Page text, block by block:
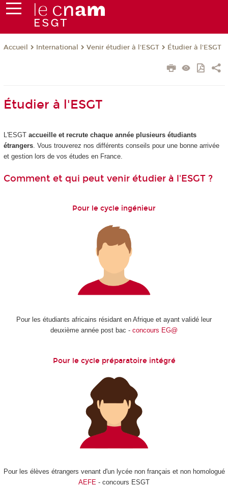
Accueil International Venir étudier à l'ESGT Étudier à l'ESGT
Étudier à l'ESGT
L'ESGT accueille et recrute chaque année plusieurs étudiants
étrangers. Vous trouverez nos différents conseils pour une bonne arrivée
et gestion lors de vos études en France.
Comment et qui peut venir étudier à l'ESGT ?
Pour le cycle ingénieur
Pour les étudiants africains résidant en Afrique et ayant validé leur
deuxième année post bac - concours EG@
Pour le cycle préparatoire intégré
Pour les élèves étrangers venant d'un lycée non français et non homologué
AEFE - concours ESGT